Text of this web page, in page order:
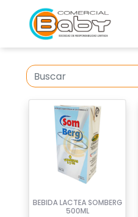
BEBIDA LACTEA SOMBERG
500ML